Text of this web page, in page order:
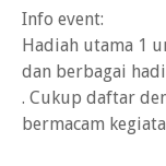
Info event:
Hadiah utama 1
dan berbagai
. Cukup daftar
bermacam